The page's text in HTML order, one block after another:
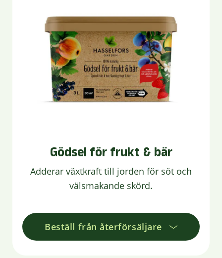
Gödsel för frukt & bär
Adderar växtkraft till jorden för söt och
välsmakande skörd.
Beställ från återförsäljare